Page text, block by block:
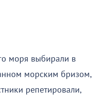
моря выбирали в
морским бризом,
репетировали,